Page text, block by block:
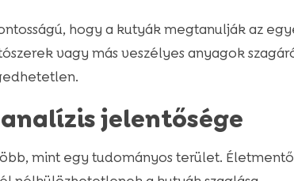
hogy a kutyák megtanulják az
vagy más veszélyes anyagok
jelentősége
mint egy tudományos terület.